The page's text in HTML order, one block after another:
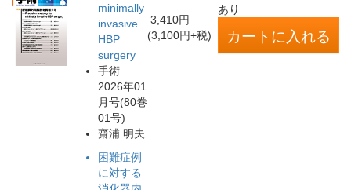
minimally
invasive
HBP
surgery
手術
2026年01
月号(80巻
01号)
齋浦 明夫
3,410円
(3,100円+税)
あり
困難症例
に対する